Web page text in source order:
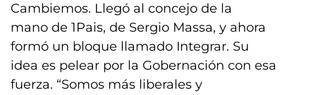
Cambiemos. Llegó al concejo de la
mano de 1Pais, de Sergio Massa, y ahora
formó un bloque llamado Integrar. Su
idea es pelear por la Gobernación con esa
fuerza. “Somos más liberales y